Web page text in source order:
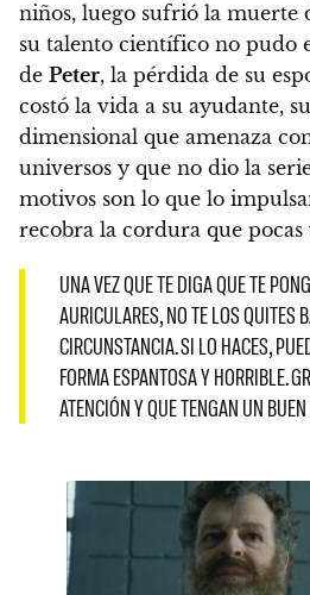
niños, luego sufrió la muerte
su talento científico no pudo
de Peter, la pérdida de su
costó la vida a su ayudante,
dimensional que amenaza
universos y que no dio la
motivos son lo que lo
recobra la cordura que pocas
UNA VEZ QUE TE DIGA QUE TE
AURICULARES, NO TE LOS QUITES
CIRCUNSTANCIA. SI LO HACES,
FORMA ESPANTOSA Y HORRIBLE.
ATENCIÓN Y QUE TENGAN UN